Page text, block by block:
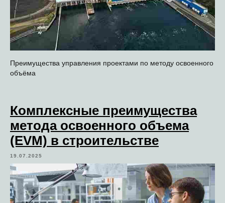
Преимущества управления проектами по методу освоенного
объёма
Комплексные преимущества
метода освоенного объема
(EVM) в строительстве
19.07.2025